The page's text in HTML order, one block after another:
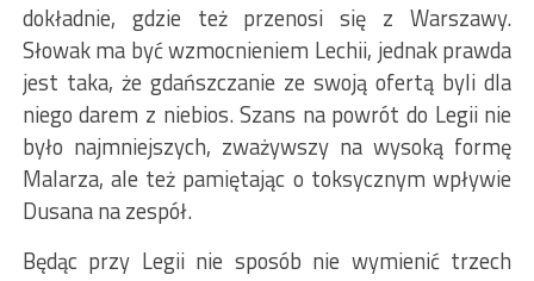
dokładnie, gdzie też przenosi się z Warszawy.
Słowak ma być wzmocnieniem Lechii, jednak prawda
jest taka, że gdańszczanie ze swoją ofertą byli dla
niego darem z niebios. Szans na powrót do Legii nie
było najmniejszych, zważywszy na wysoką formę
Malarza, ale też pamiętając o toksycznym wpływie
Dusana na zespół.
Będąc przy Legii nie sposób nie wymienić trzech